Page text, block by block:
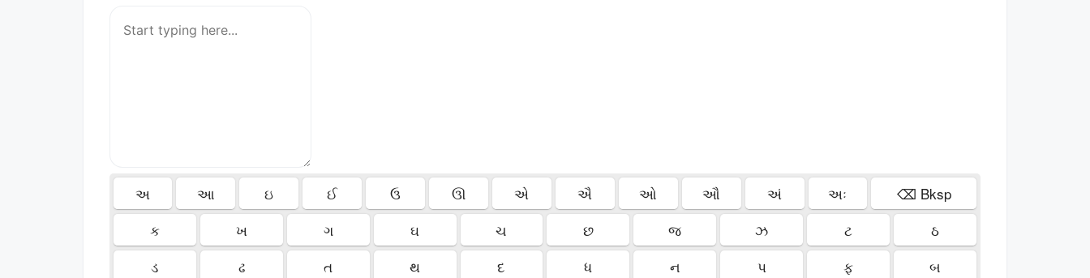
અ આ ઇ ઈ ઉ ઊ એ ઐ ઓ ઔ અં અઃ
⌫ Bksp
ક
ખ ગ ઘ ચ છ જ ઝ ટ
ઠ
ડ
ઢ ત થ દ ધ ન પ ફ
બ